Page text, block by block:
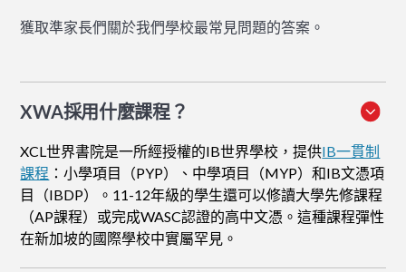
獲取準家長們關於我們學校最常見問題的答案。
XWA採用什麼課程？
XCL世界書院是一所經授權的IB世界學校，提供IB一貫制
課程 ：小學項目（PYP）、中學項目（MYP）和IB文憑項
目（IBDP）。11-12年級的學生還可以修讀大學先修課程
（AP課程）或完成WASC認證的高中文憑。這種課程彈性
在新加坡的國際學校中實屬罕見。